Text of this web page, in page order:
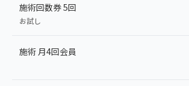
施術回数券 5回
お試し
施術 月4回会員